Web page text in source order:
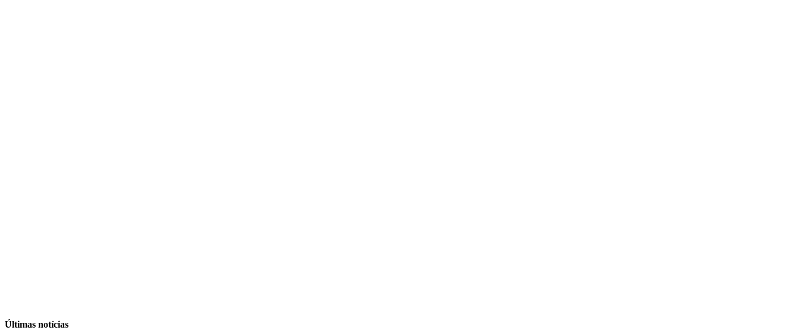
Últimas notícias